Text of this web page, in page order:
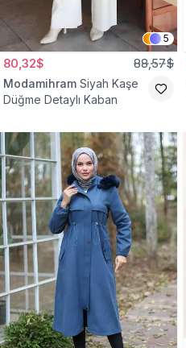
5
80,32$ 88,57$
Modamihram Siyah Kaşe
Düğme Detaylı Kaban